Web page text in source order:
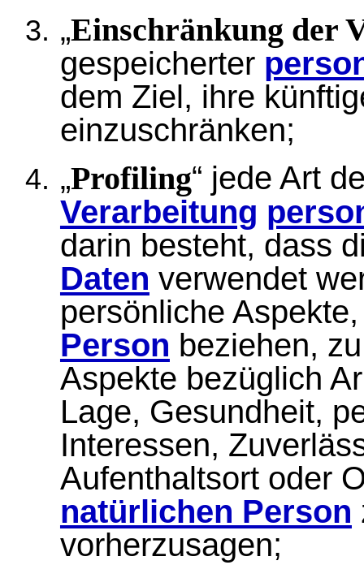
„Einschränkung der
gespeicherter
dem Ziel, ihre
einzuschränken;
„Profiling“ jede Art
Verarbeitung
darin besteht, dass
Daten verwendet
persönliche
Person beziehen,
Aspekte bezüglich
Lage, Gesundheit,
Interessen,
Aufenthaltsort oder
natürlichen Person
vorherzusagen;